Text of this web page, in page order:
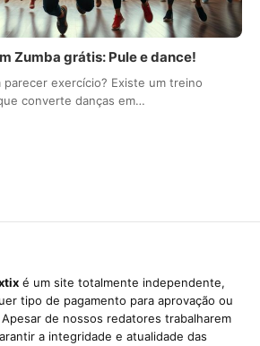
Zumba grátis: Pule e dance!
exercício? Existe um treino
converte danças em…
é um site totalmente independente,
tipo de pagamento para aprovação ou
de nossos redatores trabalharem
a integridade e atualidade das